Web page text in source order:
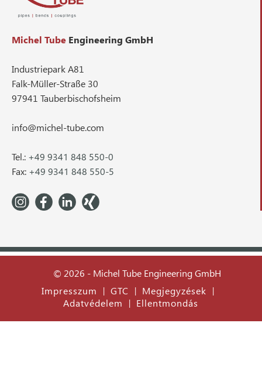
Michel Tube Engineering GmbH
Industriepark A81
Falk-Müller-Straße 30
97941 Tauberbischofsheim
info@michel-tube.com
Tel.: +49 9341 848 550-0
Fax: +49 9341 848 550-5
© 2026 - Michel Tube Engineering GmbH
Impresszum
| GTC | Megjegyzések |
Adatvédelem | Ellentmondás